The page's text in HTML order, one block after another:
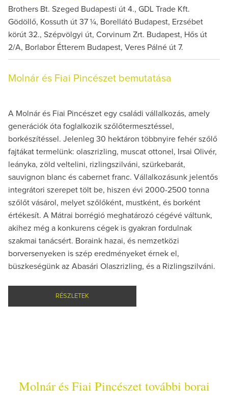
Brothers Bt. Szeged Budapesti út 4., GDL Trade Kft.
Gödöllő, Kossuth út 37 ¼, Borellátó Budapest, Erzsébet
körút 32., Szépvölgyi út, Corvinum Zrt. Budapest, Hős út
2/A, Borlabor Étterem Budapest, Veres Pálné út 7.
Molnár és Fiai Pincészet bemutatása
A Molnár és Fiai Pincészet egy családi vállalkozás, amely
generációk óta foglalkozik szőlőtermesztéssel,
borkészítéssel. Jelenleg 30 hektáron többnyire fehér szőlő
fajtákat termelünk: olaszrizling, muscat ottonel, Irsai Olivér,
leányka, zöld veltelini, rizlingszilváni, szürkebarát,
sauvignon blanc és cabernet franc. Vállalkozásunk jelentős
integrátori szerepet tölt be, hiszen évi 2000-2500 tonna
szőlőt vásárol, melyet szőlőként, mustként, és borként
értékesít. A Mátrai borrégió meghatározó cégévé váltunk,
akihez még a konkurens cégek is gyakran fordulnak
szakmai tanácsért. Boraink hazai, és nemzetközi
borversenyeken is szép eredményeket érnek el,
büszkeségünk az Abasári Olaszrizling, és a Rizlingszilváni.
RÉSZLETEK
Molnár és Fiai Pincészet további borai